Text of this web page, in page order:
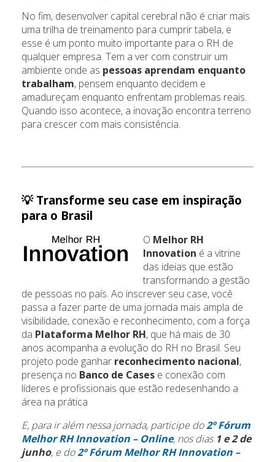
No fim, desenvolver capital cerebral não é criar mais
uma trilha de treinamento para cumprir tabela, e
esse é um ponto muito importante para o RH de
qualquer empresa. Tem a ver com construir um
ambiente onde as pessoas aprendam enquanto
trabalham, pensem enquanto decidem e
amadureçam enquanto enfrentam problemas reais.
Quando isso acontece, a inovação encontra terreno
para crescer com mais consistência.
💡 Transforme seu case em inspiração
para o Brasil
O Melhor RH
Innovation é a vitrine
das ideias que estão
transformando a gestão
de pessoas no país. Ao inscrever seu case, você
passa a fazer parte de uma jornada mais ampla de
visibilidade, conexão e reconhecimento, com a força
da Plataforma Melhor RH, que há mais de 30
anos acompanha a evolução do RH no Brasil. Seu
projeto pode ganhar reconhecimento nacional,
presença no Banco de Cases e conexão com
líderes e profissionais que estão redesenhando a
área na prática
E, para ir além nessa jornada, participe do2º Fórum
Melhor RH Innovation – Online, nos dias 1 e 2 de
junho, e do2º Fórum Melhor RH Innovation –